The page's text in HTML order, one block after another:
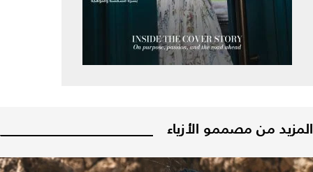
المزيد من مصممو الأزياء